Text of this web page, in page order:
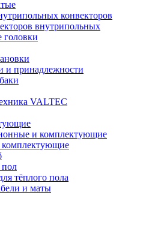
конвекторов
внутрипольных
головки
и принадлежности
VALTEC
и комплектующие
пол
тёплого пола
и маты